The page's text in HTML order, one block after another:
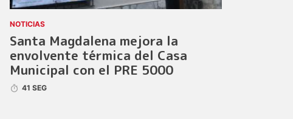
NOTICIAS
Santa Magdalena mejora la
envolvente térmica del Casa
Municipal con el PRE 5000
41 SEG